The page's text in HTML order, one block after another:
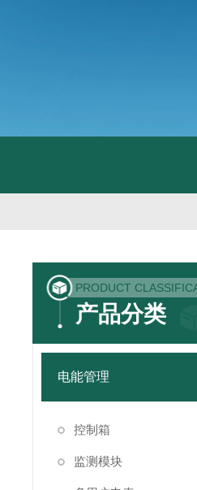
PRODUCT
产品分类
电能管理
控制箱
监测模块